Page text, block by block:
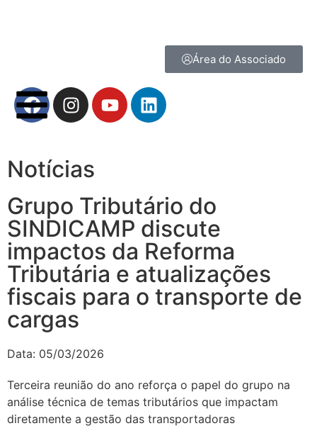
Área do Associado
Notícias
Grupo Tributário do
SINDICAMP discute
impactos da Reforma
Tributária e atualizações
fiscais para o transporte de
cargas
Data: 05/03/2026
Terceira reunião do ano reforça o papel do grupo na
análise técnica de temas tributários que impactam
diretamente a gestão das transportadoras